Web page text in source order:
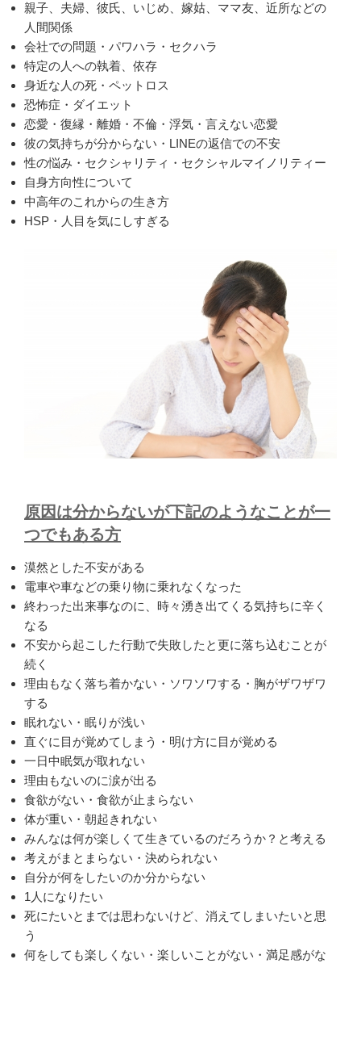
親子、夫婦、彼氏、いじめ、嫁姑、ママ友、近所などの
人間関係
会社での問題・パワハラ・セクハラ
特定の人への執着、依存
身近な人の死・ペットロス
恐怖症・ダイエット
恋愛・復縁・離婚・不倫・浮気・言えない恋愛
彼の気持ちが分からない・LINEの返信での不安
性の悩み・セクシャリティ・セクシャルマイノリティー
自身方向性について
中高年のこれからの生き方
HSP・人目を気にしすぎる
原因は分からないが下記のようなことが一
つでもある方
漠然とした不安がある
電車や車などの乗り物に乗れなくなった
終わった出来事なのに、時々湧き出てくる気持ちに辛く
なる
不安から起こした行動で失敗したと更に落ち込むことが
続く
理由もなく落ち着かない・ソワソワする・胸がザワザワ
する
眠れない・眠りが浅い
直ぐに目が覚めてしまう・明け方に目が覚める
一日中眠気が取れない
理由もないのに涙が出る
食欲がない・食欲が止まらない
体が重い・朝起きれない
みんなは何が楽しくて生きているのだろうか？と考える
考えがまとまらない・決められない
自分が何をしたいのか分からない
1人になりたい
死にたいとまでは思わないけど、消えてしまいたいと思
う
何をしても楽しくない・楽しいことがない・満足感がな